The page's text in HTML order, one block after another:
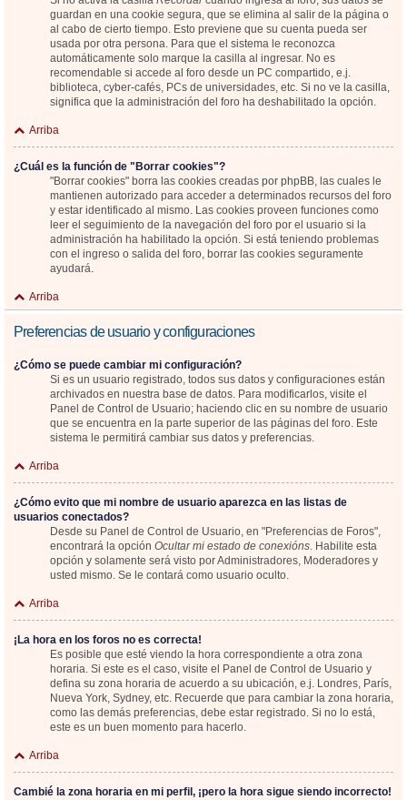
guardan en una cookie segura, que se elimina al salir de la página o
al cabo de cierto tiempo. Esto previene que su cuenta pueda ser
usada por otra persona. Para que el sistema le reconozca
automáticamente solo marque la casilla al ingresar. No es
recomendable si accede al foro desde un PC compartido, e.j.
biblioteca, cyber-cafés, PCs de universidades, etc. Si no ve la casilla,
significa que la administración del foro ha deshabilitado la opción.
Arriba
¿Cuál es la función de "Borrar cookies"?
"Borrar cookies" borra las cookies creadas por phpBB, las cuales le
mantienen autorizado para acceder a determinados recursos del foro
y estar identificado al mismo. Las cookies proveen funciones como
leer el seguimiento de la navegación del foro por el usuario si la
administración ha habilitado la opción. Si está teniendo problemas
con el ingreso o salida del foro, borrar las cookies seguramente
ayudará.
Arriba
Preferencias de usuario y configuraciones
¿Cómo se puede cambiar mi configuración?
Si es un usuario registrado, todos sus datos y configuraciones están
archivados en nuestra base de datos. Para modificarlos, visite el
Panel de Control de Usuario; haciendo clic en su nombre de usuario
que se encuentra en la parte superior de las páginas del foro. Este
sistema le permitirá cambiar sus datos y preferencias.
Arriba
¿Cómo evito que mi nombre de usuario aparezca en las listas de
usuarios conectados?
Desde su Panel de Control de Usuario, en "Preferencias de Foros",
encontrará la opción Ocultar mi estado de conexións. Habilite esta
opción y solamente será visto por Administradores, Moderadores y
usted mismo. Se le contará como usuario oculto.
Arriba
¡La hora en los foros no es correcta!
Es posible que esté viendo la hora correspondiente a otra zona
horaria. Si este es el caso, visite el Panel de Control de Usuario y
defina su zona horaria de acuerdo a su ubicación, e.j. Londres, París,
Nueva York, Sydney, etc. Recuerde que para cambiar la zona horaria,
como las demás preferencias, debe estar registrado. Si no lo está,
este es un buen momento para hacerlo.
Arriba
Cambié la zona horaria en mi perfil, ¡pero la hora sigue siendo incorrecto!